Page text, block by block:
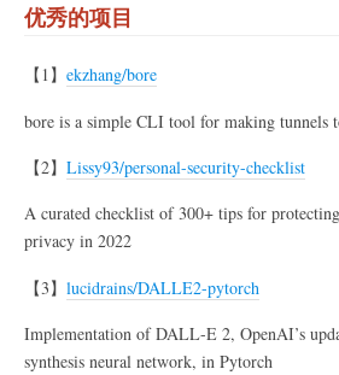
优秀的项目
【1】 ekzhang/bore
bore is a simple CLI tool for making tunnels
【2】 Lissy93/personal-security-checklist
A curated checklist of 300+ tips for
privacy in 2022
【3】 lucidrains/DALLE2-pytorch
Implementation of DALL-E 2, OpenAI’s
synthesis neural network, in Pytorch